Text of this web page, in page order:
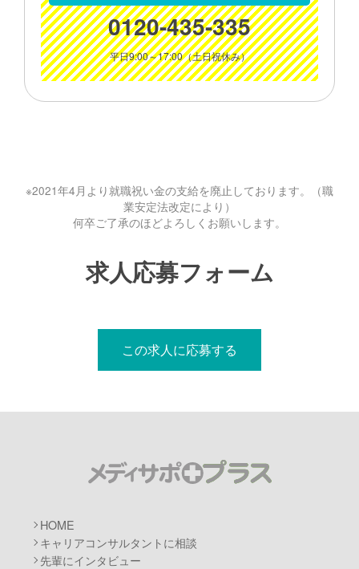
0120-435-335
平日9:00～17:00（土日祝休み）
※2021年4月より就職祝い金の支給を廃止しております。（職
業安定法改定により）
何卒ご了承のほどよろしくお願いします。
求人応募フォーム
この求人に応募する
HOME
キャリアコンサルタントに相談
先輩にインタビュー